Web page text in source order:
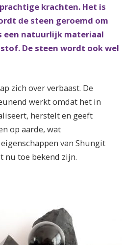
krachten. Het is
de steen geroemd om
een natuurlijk materiaal
De steen wordt ook wel
zich over verbaast. De
werkt omdat het in
herstelt en geeft
op aarde, wat
van Shungit
nu toe bekend zijn.